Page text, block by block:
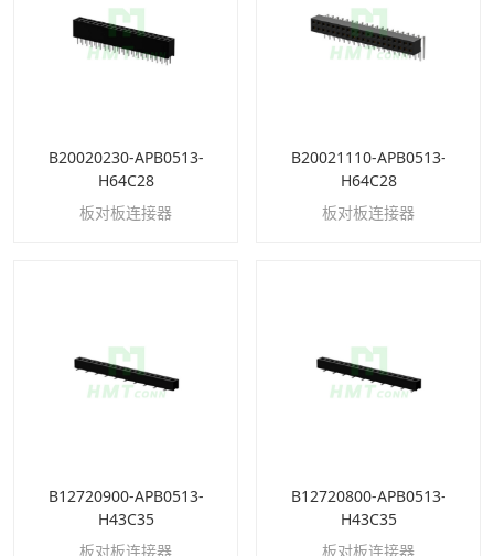
B20020230-APB0513-
H64C28
板对板连接器
B20021110-APB0513-
H64C28
板对板连接器
B12720900-APB0513-
H43C35
板对板连接器
B12720800-APB0513-
H43C35
板对板连接器